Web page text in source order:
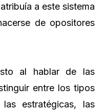
a este sistema
de opositores
al hablar de las
entre los tipos
estratégicas, las